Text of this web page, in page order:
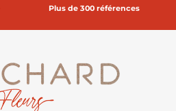
Plus de 300 références